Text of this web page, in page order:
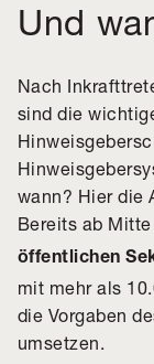
Und
Nach
sind die
wann? Hier die
Bereits ab
öffentlichen
mit mehr als
die Vorgaben
umsetzen.